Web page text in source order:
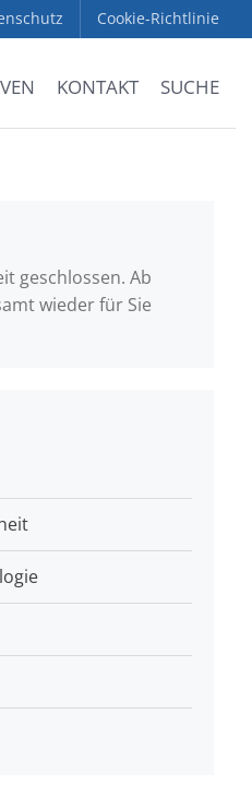
Cookie-Richtlinie
KONTAKT SUCHE
geschlossen. Ab
wieder für Sie